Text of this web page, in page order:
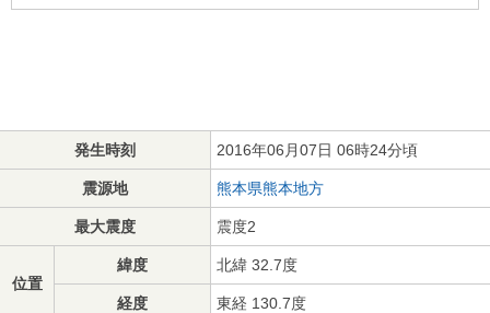
発生時刻 2016年06月07日 06時24分頃
震源地 熊本県熊本地方
最大震度 震度2
位置
緯度 北緯 32.7度
経度 東経 130.7度